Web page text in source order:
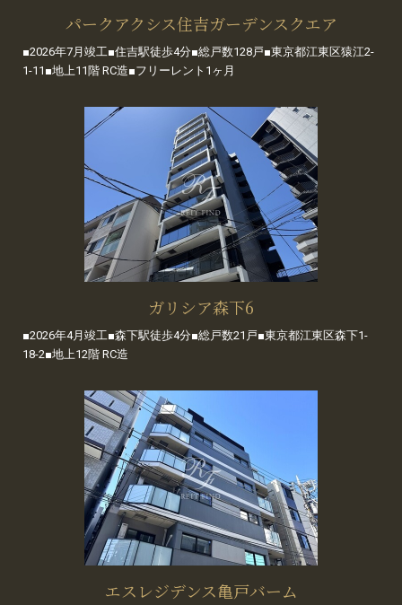
パークアクシス住吉ガーデンスクエア
■2026年7月竣工■住吉駅徒歩4分■総戸数128戸■東京都江東区猿江2-
1-11■地上11階 RC造■フリーレント1ヶ月
ガリシア森下6
■2026年4月竣工■森下駅徒歩4分■総戸数21戸■東京都江東区森下1-
18-2■地上12階 RC造
エスレジデンス亀戸バーム